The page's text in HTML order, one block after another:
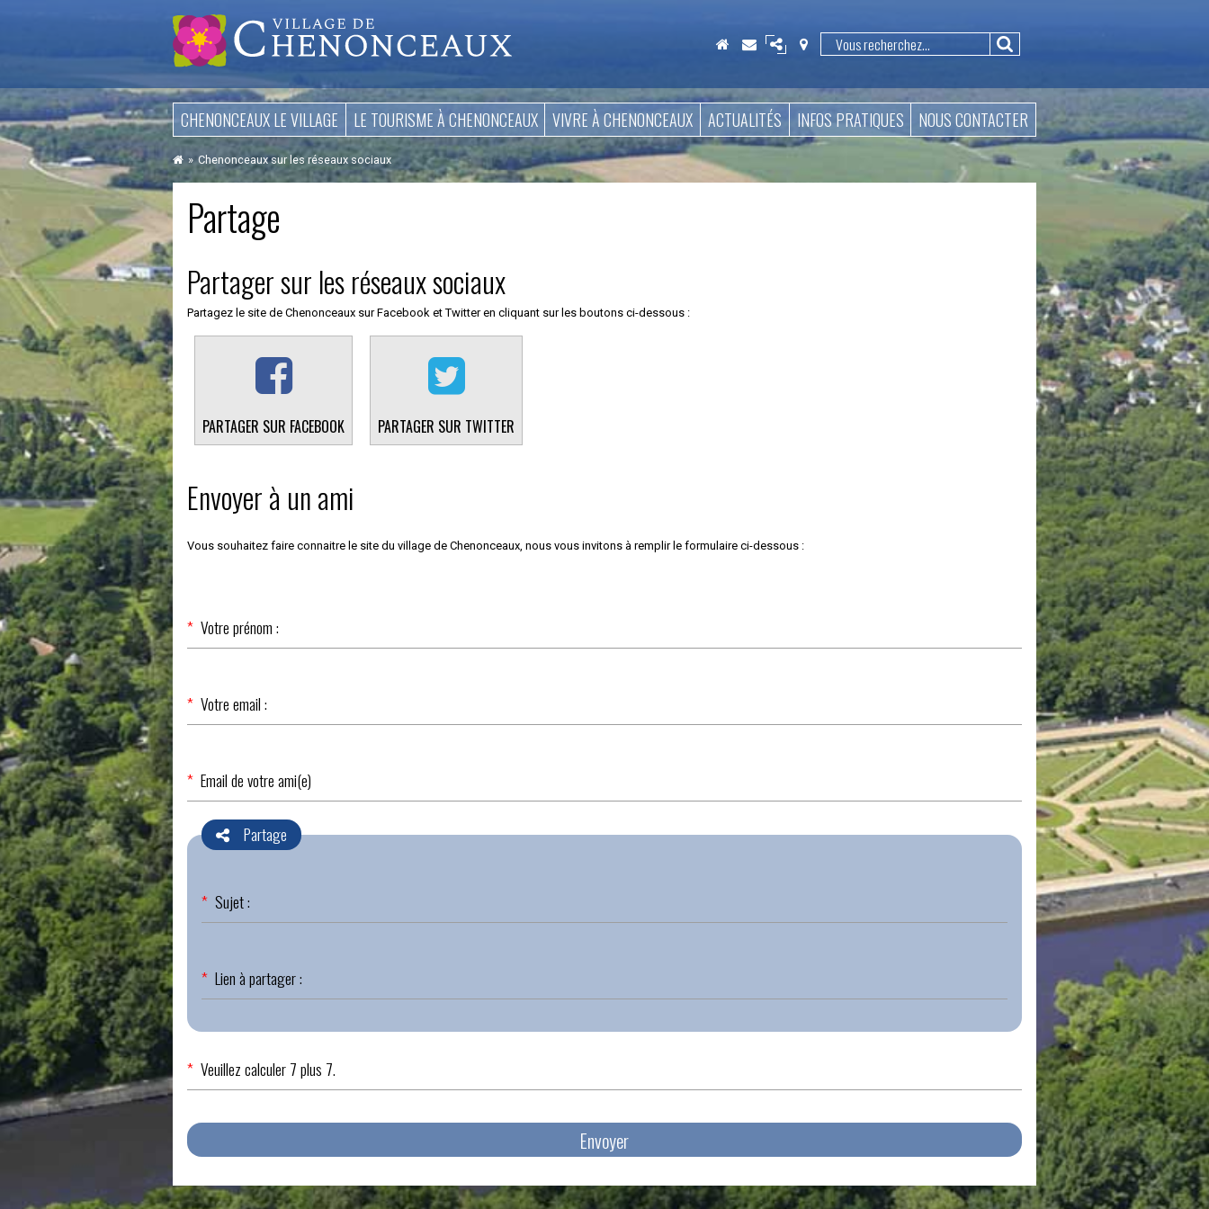
contenu
Aller
au
contenu
CHENONCEAUX LE VILLAGE LE TOURISME À CHENONCEAUX VIVRE À CHENONCEAUX ACTUALITÉS INFOS PRATIQUES NOUS CONTACTER
Chenonceaux sur les réseaux sociaux
Partage
Partager sur les réseaux sociaux
Partagez le site de Chenonceaux sur Facebook et Twitter en cliquant sur les boutons ci-dessous :
PARTAGER SUR FACEBOOK PARTAGER SUR TWITTER
Envoyer à un ami
Vous souhaitez faire connaitre le site du village de Chenonceaux, nous vous invitons à remplir le formulaire ci-dessous :
Champ
obligatoire
Votre prénom :
*
Champ
obligatoire
Votre email :
*
Champ
obligatoire
Email de votre ami(e)
*
Partage
Champ
obligatoire
Sujet :
*
Champ
obligatoire
Lien à partager :
*
Veuillez calculer 7 plus 7.
*